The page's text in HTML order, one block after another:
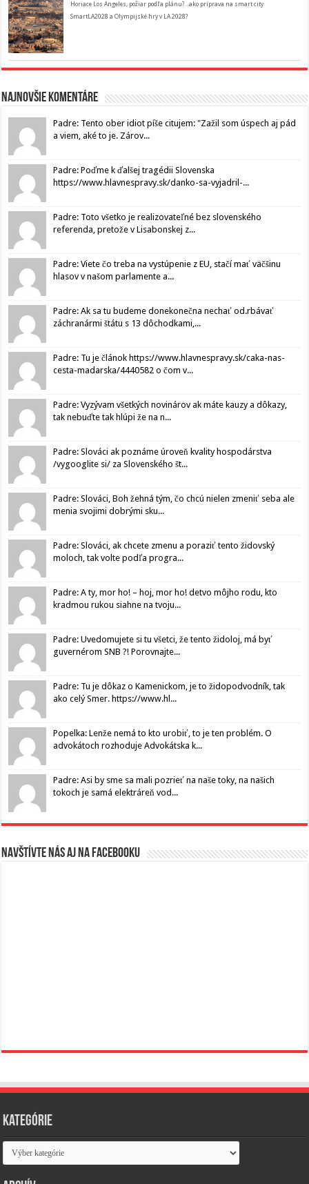
Horiace Los Angeles, požiar podľa plánu? ..ako príprava na smart city
SmartLA2028 a Olympijské hry v LA 2028?
Najnovšie komentáre
Padre: Tento ober idiot píše citujem: "Zažil som úspech aj pád
a viem, aké to je. Zárov...
Padre: Poďme k ďalšej tragédii Slovenska
https://www.hlavnespravy.sk/danko-sa-vyjadril-...
Padre: Toto všetko je realizovateľné bez slovenského
referenda, pretože v Lisabonskej z...
Padre: Viete čo treba na vystúpenie z EU, stačí mať väčšinu
hlasov v našom parlamente a...
Padre: Ak sa tu budeme donekonečna nechať od.rbávať
záchranármi štátu s 13 dôchodkami,...
Padre: Tu je článok https://www.hlavnespravy.sk/caka-nas-
cesta-madarska/4440582 o čom v...
Padre: Vyzývam všetkých novinárov ak máte kauzy a dôkazy,
tak nebuďte tak hlúpi že na n...
Padre: Slováci ak poznáme úroveň kvality hospodárstva
/vygooglite si/ za Slovenského št...
Padre: Slováci, Boh žehná tým, čo chcú nielen zmeniť seba ale
menia svojimi dobrými sku...
Padre: Slováci, ak chcete zmenu a poraziť tento židovský
moloch, tak volte podľa progra...
Padre: A ty, mor ho! – hoj, mor ho! detvo môjho rodu, kto
kradmou rukou siahne na tvoju...
Padre: Uvedomujete si tu všetci, že tento židoloj, má byť
guvernérom SNB ?! Porovnajte...
Padre: Tu je dôkaz o Kamenickom, je to židopodvodník, tak
ako celý Smer. https://www.hl...
Popelka: Lenže nemá to kto urobiť, to je ten problém. O
advokátoch rozhoduje Advokátska k...
Padre: Asi by sme sa mali pozrieť na naše toky, na našich
tokoch je samá elektráreň vod...
Navštívte nás aj na Facebooku
Kategórie
Kategórie